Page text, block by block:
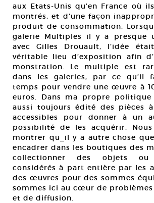
aux Etats-Unis qu’en France où
montrés, et d’une façon
produit de consommation.
galerie Multiples il y a presque
avec Gilles Drouault, l’idée
véritable lieu d’exposition afin
monstration. Le multiple est
dans les galeries, par ce qu’il
temps pour vendre une œuvre à
euros. Dans ma propre politique
aussi toujours édité des pièces
accessibles pour donner à un
possibilité de les acquérir. Nous
montrer qu_il y a autre chose
encadrer dans les boutiques des
collectionner des objets
considérés à part entière par les
des œuvres pour des sommes
sommes ici au cœur de
et de diffusion.